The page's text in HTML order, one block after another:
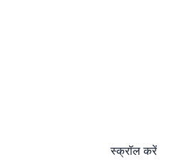
स्क्रॉल करें